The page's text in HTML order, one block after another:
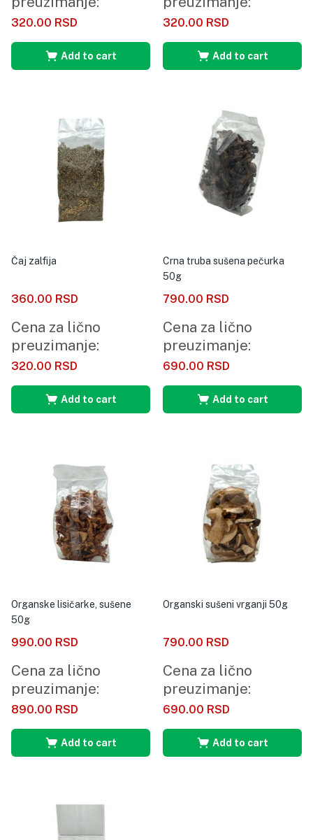
320.00 RSD
Add to cart
320.00 RSD
Add to cart
Čaj zalfija
360.00 RSD
Cena za lično
preuzimanje:
320.00 RSD
Add to cart
Crna truba sušena pečurka
50g
790.00 RSD
Cena za lično
preuzimanje:
690.00 RSD
Add to cart
Organske lisičarke, sušene
50g
990.00 RSD
Cena za lično
preuzimanje:
890.00 RSD
Add to cart
Organski sušeni vrganji 50g
790.00 RSD
Cena za lično
preuzimanje:
690.00 RSD
Add to cart